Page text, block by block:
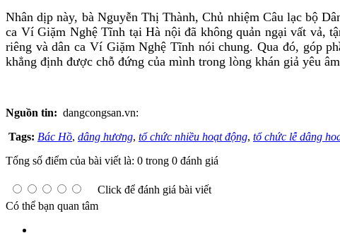
Nhân dịp này, bà Nguyễn Thị Thành, Chủ nhiệm Câu lạc bộ
ca Ví Giặm Nghệ Tĩnh tại Hà nội đã không quản ngại vất vả,
riêng và dân ca Ví Giặm Nghệ Tĩnh nói chung. Qua đó, góp
khẳng định được chỗ đứng của mình trong lòng khán giả yêu
Nguồn tin: dangcongsan.vn:
Tags: Bác Hồ, dâng hương, tổ chức nhiều hoạt động, tổ chức lễ dâng
Tổng số điểm của bài viết là: 0 trong 0 đánh giá
Click để đánh giá bài viết
Có thể bạn quan tâm